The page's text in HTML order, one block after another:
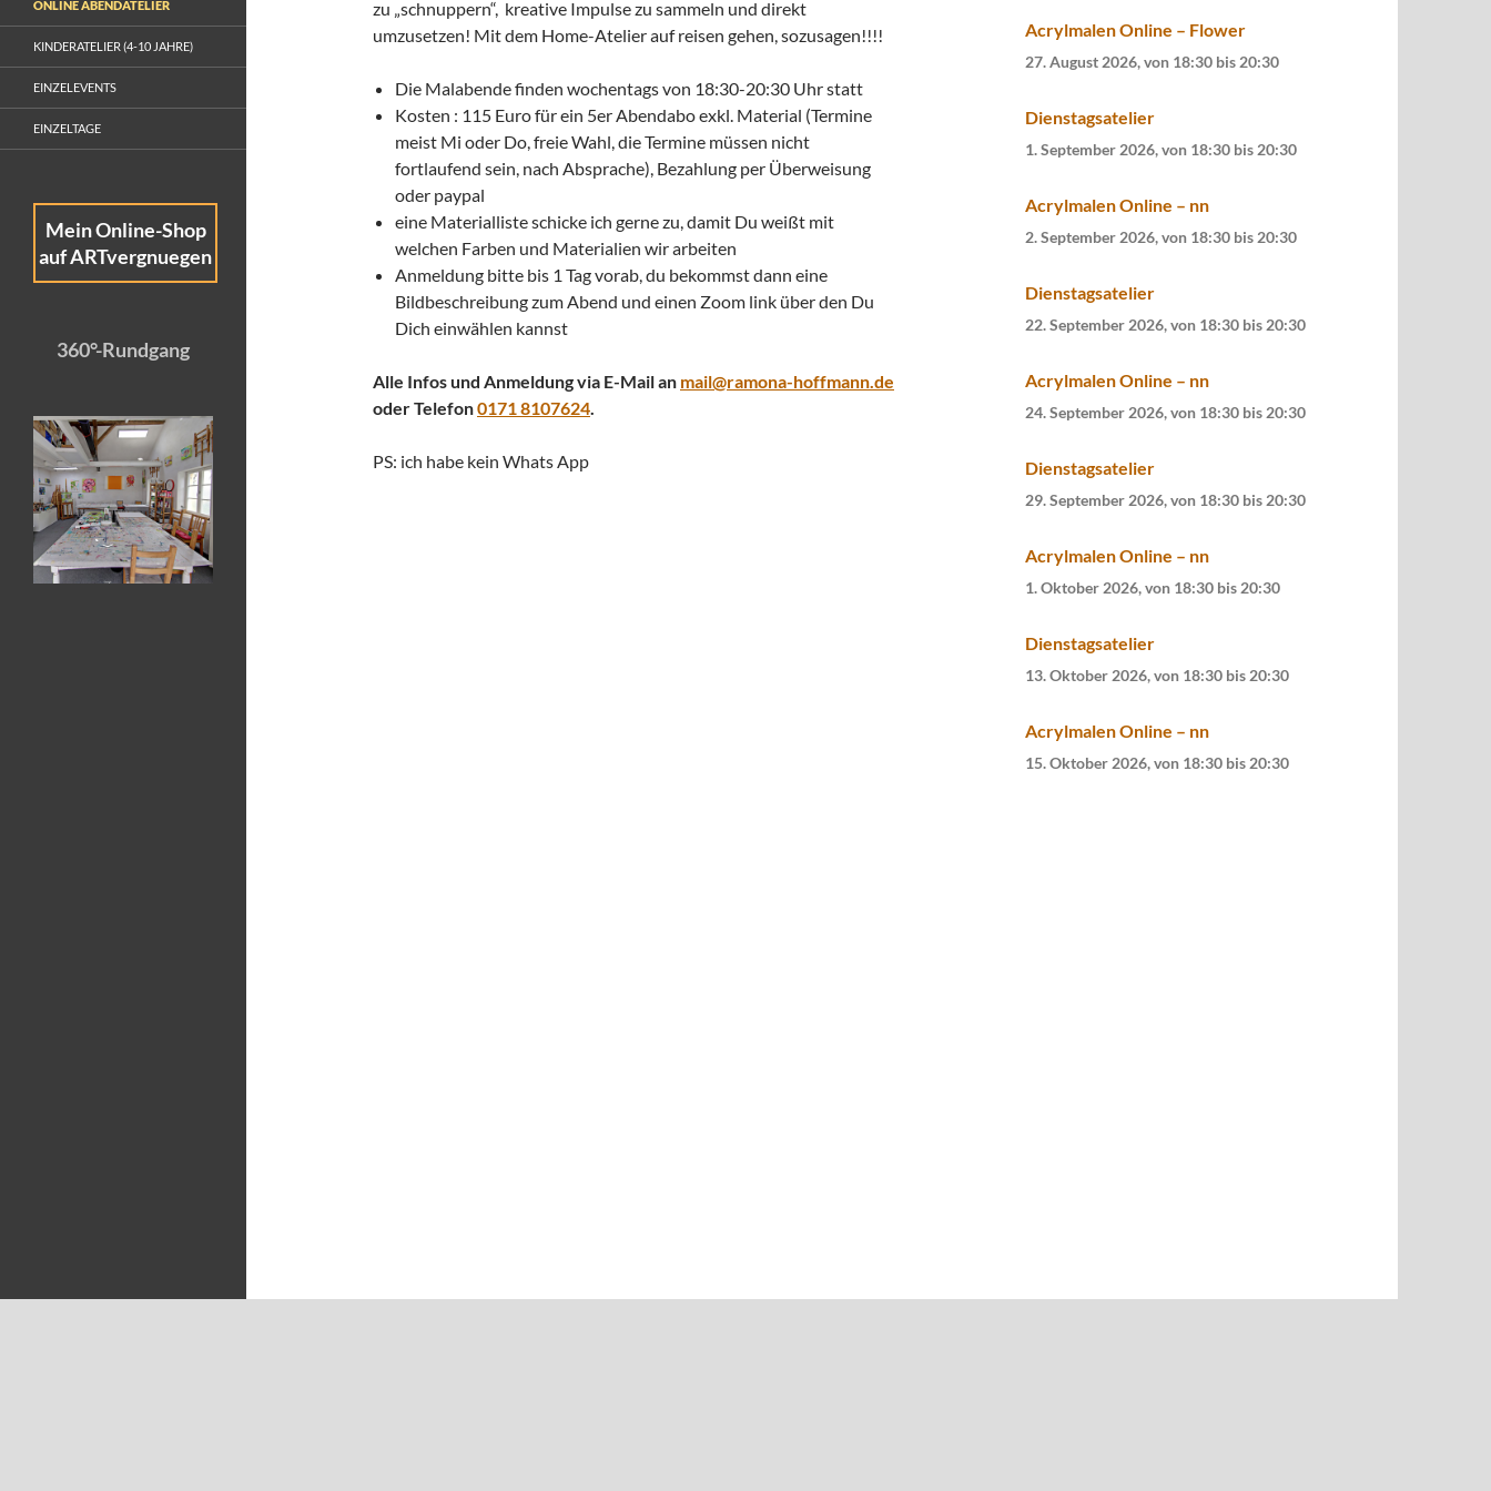
zu „schnuppern“, kreative Impulse zu sammeln und direkt
umzusetzen! Mit dem Home-Atelier auf reisen gehen, sozusagen!!!!
Die Malabende finden wochentags von 18:30-20:30 Uhr statt
Kosten : 115 Euro für ein 5er Abendabo exkl. Material (Termine
meist Mi oder Do, freie Wahl, die Termine müssen nicht
fortlaufend sein, nach Absprache), Bezahlung per Überweisung
oder paypal
eine Materialliste schicke ich gerne zu, damit Du weißt mit
welchen Farben und Materialien wir arbeiten
Anmeldung bitte bis 1 Tag vorab, du bekommst dann eine
Bildbeschreibung zum Abend und einen Zoom link über den Du
Dich einwählen kannst
Alle Infos und Anmeldung via E-Mail an mail@ramona-hoffmann.de
oder Telefon0171 8107624.
PS: ich habe kein Whats App
Acrylmalen Online – Flower
27. August 2026, von 18:30 bis 20:30
Dienstagsatelier
1. September 2026, von 18:30 bis 20:30
Acrylmalen Online – nn
2. September 2026, von 18:30 bis 20:30
Dienstagsatelier
22. September 2026, von 18:30 bis 20:30
Acrylmalen Online – nn
24. September 2026, von 18:30 bis 20:30
Dienstagsatelier
29. September 2026, von 18:30 bis 20:30
Acrylmalen Online – nn
1. Oktober 2026, von 18:30 bis 20:30
Dienstagsatelier
13. Oktober 2026, von 18:30 bis 20:30
Acrylmalen Online – nn
15. Oktober 2026, von 18:30 bis 20:30
ONLINE ABENDATELIER
KINDERATELIER (4-10 JAHRE)
EINZELEVENTS
EINZELTAGE
Mein Online-Shop
auf ARTvergnuegen
360°-Rundgang